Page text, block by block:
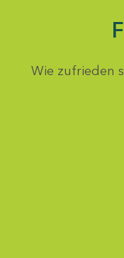
Wie zufrieden